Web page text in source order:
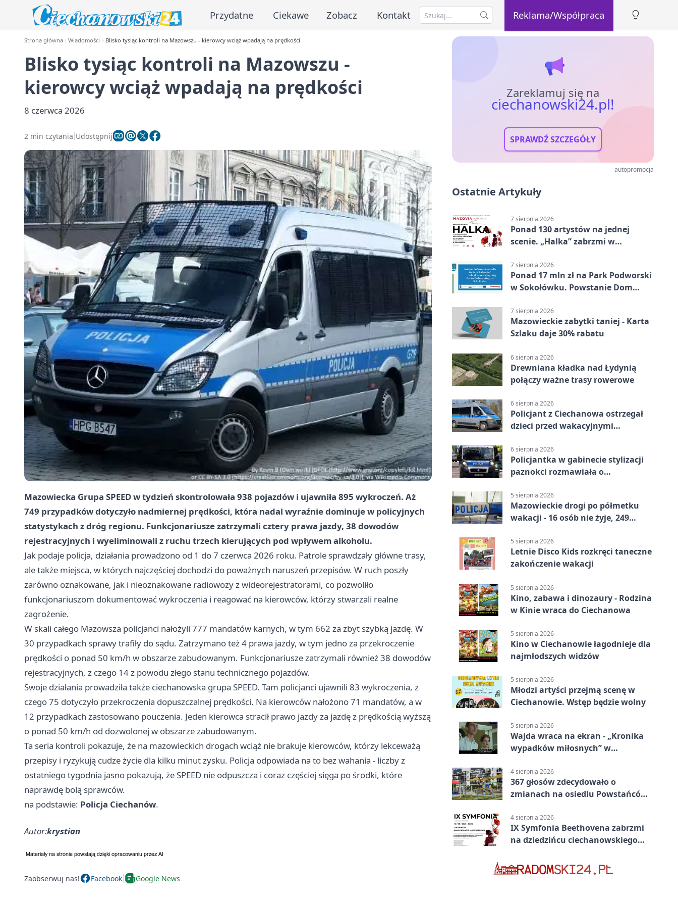
Przydatne Ciekawe Zobacz Kontakt Reklama/Współpraca
Strona główna Wiadomości Blisko tysiąc kontroli na Mazowszu - kierowcy wciąż wpadają na prędkości
Blisko tysiąc kontroli na Mazowszu -
kierowcy wciąż wpadają na prędkości
8 czerwca 2026
2 min czytania Udostępnij
Mazowiecka Grupa SPEED w tydzień skontrolowała 938 pojazdów i ujawniła 895 wykroczeń. Aż
749 przypadków dotyczyło nadmiernej prędkości, która nadal wyraźnie dominuje w policyjnych
statystykach z dróg regionu. Funkcjonariusze zatrzymali cztery prawa jazdy, 38 dowodów
rejestracyjnych i wyeliminowali z ruchu trzech kierujących pod wpływem alkoholu.
Jak podaje policja, działania prowadzono od 1 do 7 czerwca 2026 roku. Patrole sprawdzały główne trasy,
ale także miejsca, w których najczęściej dochodzi do poważnych naruszeń przepisów. W ruch poszły
zarówno oznakowane, jak i nieoznakowane radiowozy z wideorejestratorami, co pozwoliło
funkcjonariuszom dokumentować wykroczenia i reagować na kierowców, którzy stwarzali realne
zagrożenie.
W skali całego Mazowsza policjanci nałożyli 777 mandatów karnych, w tym 662 za zbyt szybką jazdę. W
30 przypadkach sprawy trafiły do sądu. Zatrzymano też 4 prawa jazdy, w tym jedno za przekroczenie
prędkości o ponad 50 km/h w obszarze zabudowanym. Funkcjonariusze zatrzymali również 38 dowodów
rejestracyjnych, z czego 14 z powodu złego stanu technicznego pojazdów.
Swoje działania prowadziła także ciechanowska grupa SPEED. Tam policjanci ujawnili 83 wykroczenia, z
czego 75 dotyczyło przekroczenia dopuszczalnej prędkości. Na kierowców nałożono 71 mandatów, a w
12 przypadkach zastosowano pouczenia. Jeden kierowca stracił prawo jazdy za jazdę z prędkością wyższą
o ponad 50 km/h od dozwolonej w obszarze zabudowanym.
Ta seria kontroli pokazuje, że na mazowieckich drogach wciąż nie brakuje kierowców, którzy lekceważą
przepisy i ryzykują cudze życie dla kilku minut zysku. Policja odpowiada na to bez wahania - liczby z
ostatniego tygodnia jasno pokazują, że SPEED nie odpuszcza i coraz częściej sięga po środki, które
naprawdę bolą sprawców.
na podstawie: Policja Ciechanów.
Autor:krystian
Zaobserwuj nas! Facebook Google News
Zareklamuj się na
ciechanowski24.pl!
SPRAWDŹ SZCZEGÓŁY
autopromocja
Ostatnie Artykuły
7 sierpnia 2026
Ponad 130 artystów na jednej
scenie. „Halka” zabrzmi w
7 sierpnia 2026
Ponad 17 mln zł na Park Podworski
w Sokołówku. Powstanie Dom
7 sierpnia 2026
Mazowieckie zabytki taniej - Karta
Szlaku daje 30% rabatu
6 sierpnia 2026
Drewniana kładka nad Łydynią
połączy ważne trasy rowerowe
6 sierpnia 2026
Policjant z Ciechanowa ostrzegał
dzieci przed wakacyjnymi
6 sierpnia 2026
Policjantka w gabinecie stylizacji
paznokci rozmawiała o
5 sierpnia 2026
Mazowieckie drogi po półmetku
wakacji - 16 osób nie żyje, 249
5 sierpnia 2026
Letnie Disco Kids rozkręci taneczne
zakończenie wakacji
5 sierpnia 2026
Kino, zabawa i dinozaury - Rodzina
w Kinie wraca do Ciechanowa
5 sierpnia 2026
Kino w Ciechanowie łagodnieje dla
najmłodszych widzów
5 sierpnia 2026
Młodzi artyści przejmą scenę w
Ciechanowie. Wstęp będzie wolny
5 sierpnia 2026
Wajda wraca na ekran - „Kronika
wypadków miłosnych” w
4 sierpnia 2026
367 głosów zdecydowało o
zmianach na osiedlu Powstańców
4 sierpnia 2026
IX Symfonia Beethovena zabrzmi
na dziedzińcu ciechanowskiego